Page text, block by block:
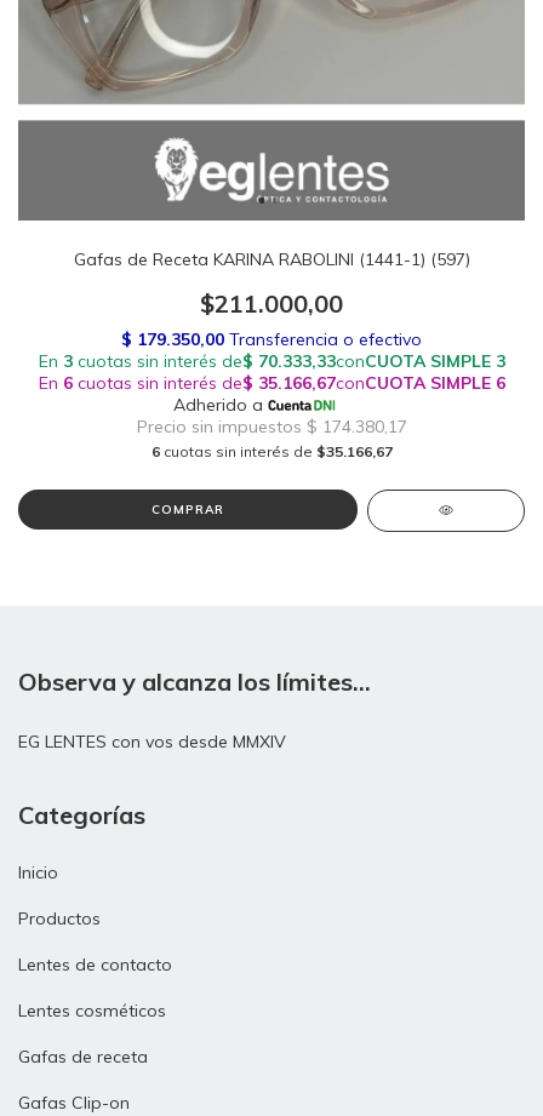
Gafas de Receta KARINA RABOLINI (1441-1) (597)
$211.000,00
6 cuotas sin interés de $35.166,67
Observa y alcanza los límites...
EG LENTES con vos desde MMXIV
Categorías
Inicio
Productos
Lentes de contacto
Lentes cosméticos
Gafas de receta
Gafas Clip-on